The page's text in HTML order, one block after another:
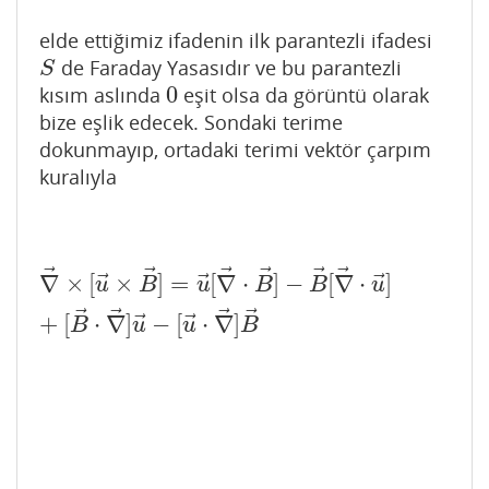
elde ettiğimiz ifadenin ilk parantezli ifadesi
S
S de Faraday Yasasıdır ve bu parantezli
kısım aslında 0
0 eşit olsa da görüntü olarak
bize eşlik edecek. Sondaki terime
dokunmayıp, ortadaki terimi vektör çarpım
kuralıyla
∇⃗ × [u × B⃗
] = u⃗
[∇⃗ ⋅ B⃗
] − B⃗[∇⃗ ⋅ u⃗
]
+ [B⃗ ⋅ ∇⃗]u⃗ − [u⃗ ⋅ ∇⃗]B⃗
∇→× u→× B→ =u →[∇→ ⋅B→]− B→[∇→⋅u